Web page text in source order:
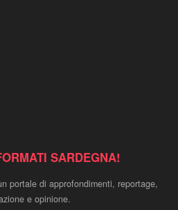
SARDEGNA!
portale di approfondimenti, reportage,
e opinione.